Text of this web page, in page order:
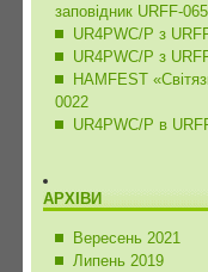
заповідник URFF-065
UR4PWC/P з
UR4PWC/P з
HAMFEST
0022
UR4PWC/P в
АРХІВИ
Вересень 2021
Липень 2019